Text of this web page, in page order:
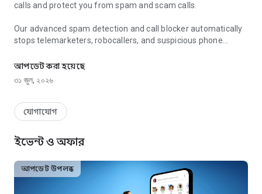
calls and protect you from spam and scam calls.
Our advanced spam detection and call blocker automatically
stops telemarketers, robocallers, and suspicious phone
important calls. With built-in tools like reverse phone number
and helps you take back control of every call.
AI Call Scanner
- Detects human vs. AI-synthesized voices
- Protects you from voice scams and fraud
- Activate via a dedicated dialer button
- Tells you if you're speaking to a real person or a bot
আপডেট করা হয়েছে
৩১ জুল, ২০২৬
যোগাযোগ
ইভেন্ট ও অফার
আপডেট উপলব্ধ